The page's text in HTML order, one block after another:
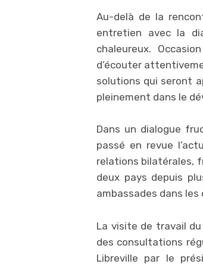
Au-delà de la
entretien avec la
chaleureux.
d’écouter
solutions qui seront
pleinement dans le
Dans un dialogue
passé en revue
relations bilatérales,
deux pays depuis
ambassades dans les
La visite de travail
des consultations
Libreville par le